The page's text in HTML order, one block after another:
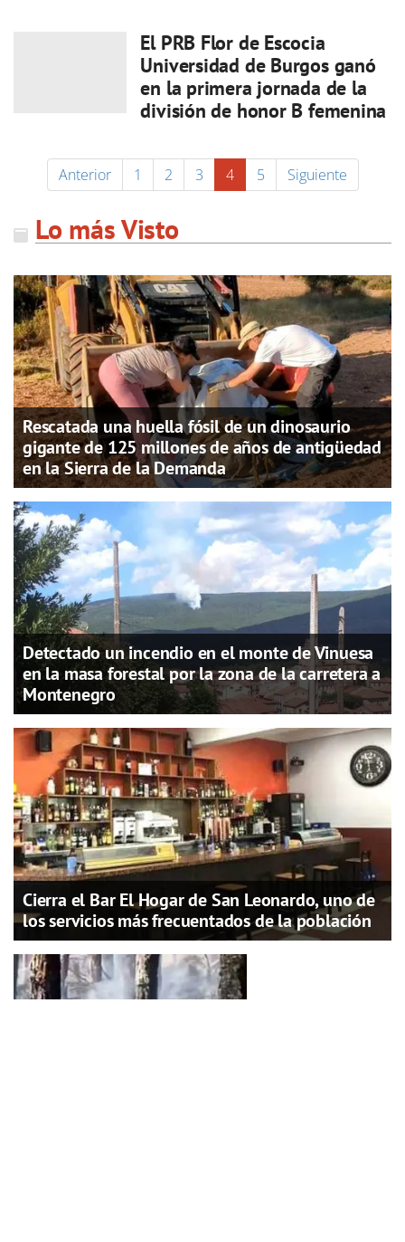
El PRB Flor de Escocia
Universidad de Burgos ganó
en la primera jornada de la
división de honor B femenina
Anterior 1 2 3 4 5 Siguiente
Lo más Visto
Rescatada una huella fósil de un dinosaurio
gigante de 125 millones de años de antigüedad
en la Sierra de la Demanda
Detectado un incendio en el monte de Vinuesa
en la masa forestal por la zona de la carretera a
Montenegro
Cierra el Bar El Hogar de San Leonardo, uno de
los servicios más frecuentados de la población